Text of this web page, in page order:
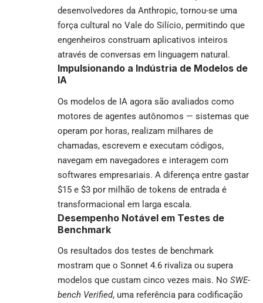
desenvolvedores da Anthropic, tornou-se uma
força cultural no Vale do Silício, permitindo que
engenheiros construam aplicativos inteiros
através de conversas em linguagem natural.
Impulsionando a Indústria de Modelos de
IA
Os modelos de IA agora são avaliados como
motores de agentes autônomos — sistemas que
operam por horas, realizam milhares de
chamadas, escrevem e executam códigos,
navegam em navegadores e interagem com
softwares empresariais. A diferença entre gastar
$15 e $3 por milhão de tokens de entrada é
transformacional em larga escala.
Desempenho Notável em Testes de
Benchmark
Os resultados dos testes de benchmark
mostram que o Sonnet 4.6 rivaliza ou supera
modelos que custam cinco vezes mais. No SWE-
bench Verified, uma referência para codificação